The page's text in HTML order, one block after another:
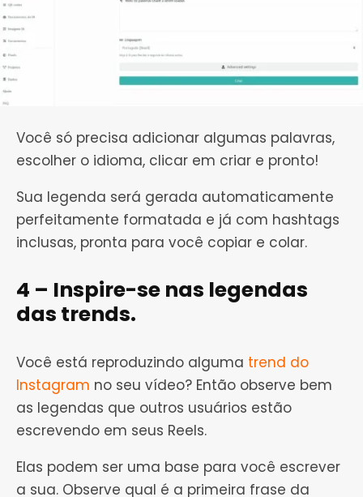
Você só precisa adicionar algumas palavras,
escolher o idioma, clicar em criar e pronto!
Sua legenda será gerada automaticamente
perfeitamente formatada e já com hashtags
inclusas, pronta para você copiar e colar.
4 – Inspire-se nas legendas
das trends.
Você está reproduzindo alguma trend do
Instagram no seu vídeo? Então observe bem
as legendas que outros usuários estão
escrevendo em seus Reels.
Elas podem ser uma base para você escrever
a sua. Observe qual é a primeira frase da